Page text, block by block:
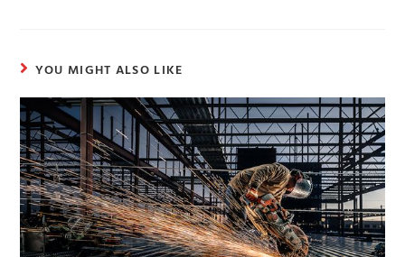
YOU MIGHT ALSO LIKE